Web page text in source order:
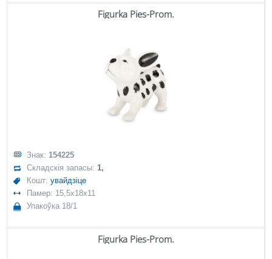
Figurka Pies-Prom.
Знак: 154225
Складскія запасы:1,
Кошт:увайдзіце
Памер: 15,5x18x11
Упакоўка 18/1
Figurka Pies-Prom.